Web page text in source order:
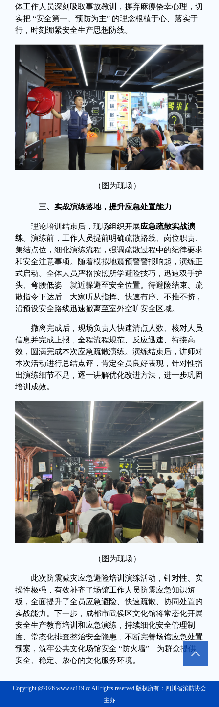
体工作人员深刻吸取事故教训，摒弃麻痹侥幸心理，切
实把 “安全第一、预防为主” 的理念根植于心、落实于
行，时刻绷紧安全生产思想防线。
（图为现场）
三、实战演练落地，提升应急处置能力
理论培训结束后，现场组织开展应急疏散实战演
练。演练前，工作人员提前明确疏散路线、岗位职责、
集结点位，细化演练流程，强调疏散过程中的纪律要求
和安全注意事项。随着模拟地震预警警报响起，演练正
式启动。全体人员严格按照所学避险技巧，迅速双手护
头、弯腰低姿，就近躲避至安全位置。待避险结束、疏
散指令下达后，大家听从指挥、快速有序、不推不挤，
沿预设安全路线迅速撤离至室外空旷安全区域。
撤离完成后，现场负责人快速清点人数、核对人员
信息并完成上报，全程流程规范、反应迅速、衔接高
效，圆满完成本次应急疏散演练。演练结束后，讲师对
本次活动进行总结点评，肯定全员良好表现，针对性指
出演练细节不足，逐一讲解优化改进方法，进一步巩固
培训成效。
（图为现场）
此次防震减灾应急避险培训演练活动，针对性、实
操性极强，有效补齐了场馆工作人员防震应急知识短
板，全面提升了全员应急避险、快速疏散、协同处置的
实战能力。下一步，成都市武侯区文化馆将常态化开展
安全生产教育培训和应急演练，持续细化安全管理制
度、常态化排查整治安全隐患，不断完善场馆应急处置
预案，筑牢公共文化场馆安全 “防火墙”，为群众提供
安全、稳定、放心的文化服务环境。
Copyright @2026 www.sc119.cc All rights reserved 版权所有：四川省消防协会
主办